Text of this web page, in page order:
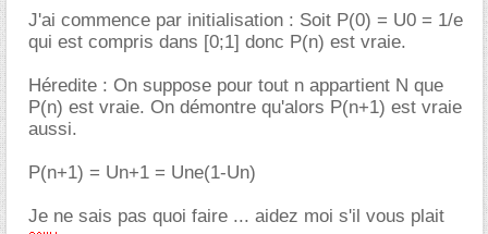
J'ai commence par initialisation : Soit P(0) = U0 = 1/e
qui est compris dans [0;1] donc P(n) est vraie.
Héredite : On suppose pour tout n appartient N que
P(n) est vraie. On démontre qu'alors P(n+1) est vraie
aussi.
P(n+1) = Un+1 = Une(1-Un)
Je ne sais pas quoi faire ... aidez moi s'il vous plait